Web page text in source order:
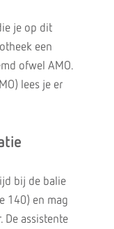
je op dit
een
ofwel AMO.
lees je er
bij de balie
140) en mag
De assistente